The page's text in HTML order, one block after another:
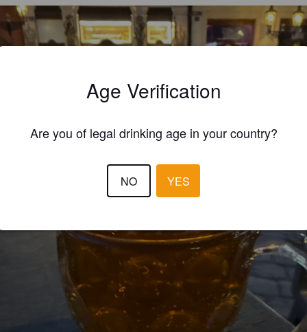
Age Verification
Are you of legal drinking age in your country?
NO YES